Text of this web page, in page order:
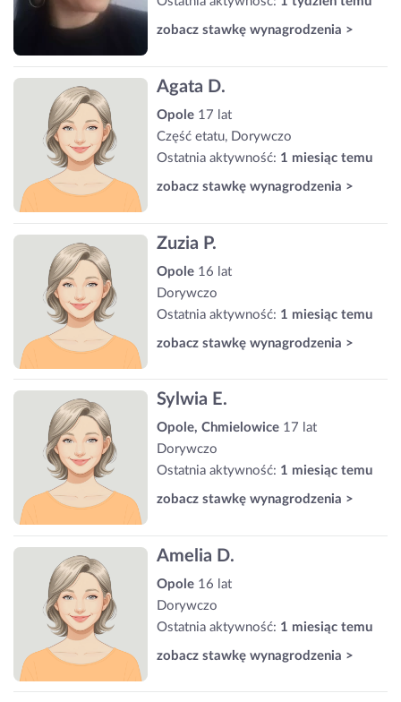
zobacz stawkę wynagrodzenia >
Agata D.
Opole 17 lat
Część etatu, Dorywczo
Ostatnia aktywność: 1 miesiąc temu
zobacz stawkę wynagrodzenia >
Zuzia P.
Opole 16 lat
Dorywczo
Ostatnia aktywność: 1 miesiąc temu
zobacz stawkę wynagrodzenia >
Sylwia E.
Opole, Chmielowice 17 lat
Dorywczo
Ostatnia aktywność: 1 miesiąc temu
zobacz stawkę wynagrodzenia >
Amelia D.
Opole 16 lat
Dorywczo
Ostatnia aktywność: 1 miesiąc temu
zobacz stawkę wynagrodzenia >